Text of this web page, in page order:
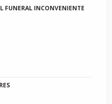
FUNERAL INCONVENIENTE